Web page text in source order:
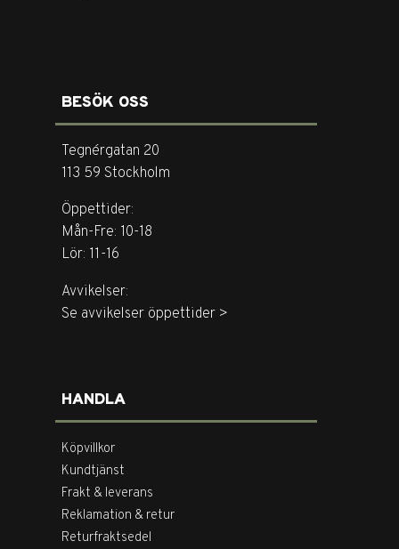
BESÖK OSS
Tegnérgatan 20
113 59 Stockholm
Öppettider:
Mån-Fre: 10-18
Lör: 11-16
Avvikelser:
Se avvikelser öppettider >
HANDLA
Köpvillkor
Kundtjänst
Frakt & leverans
Reklamation & retur
Returfraktsedel